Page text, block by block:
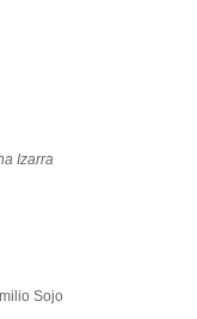
Izarra
Sojo